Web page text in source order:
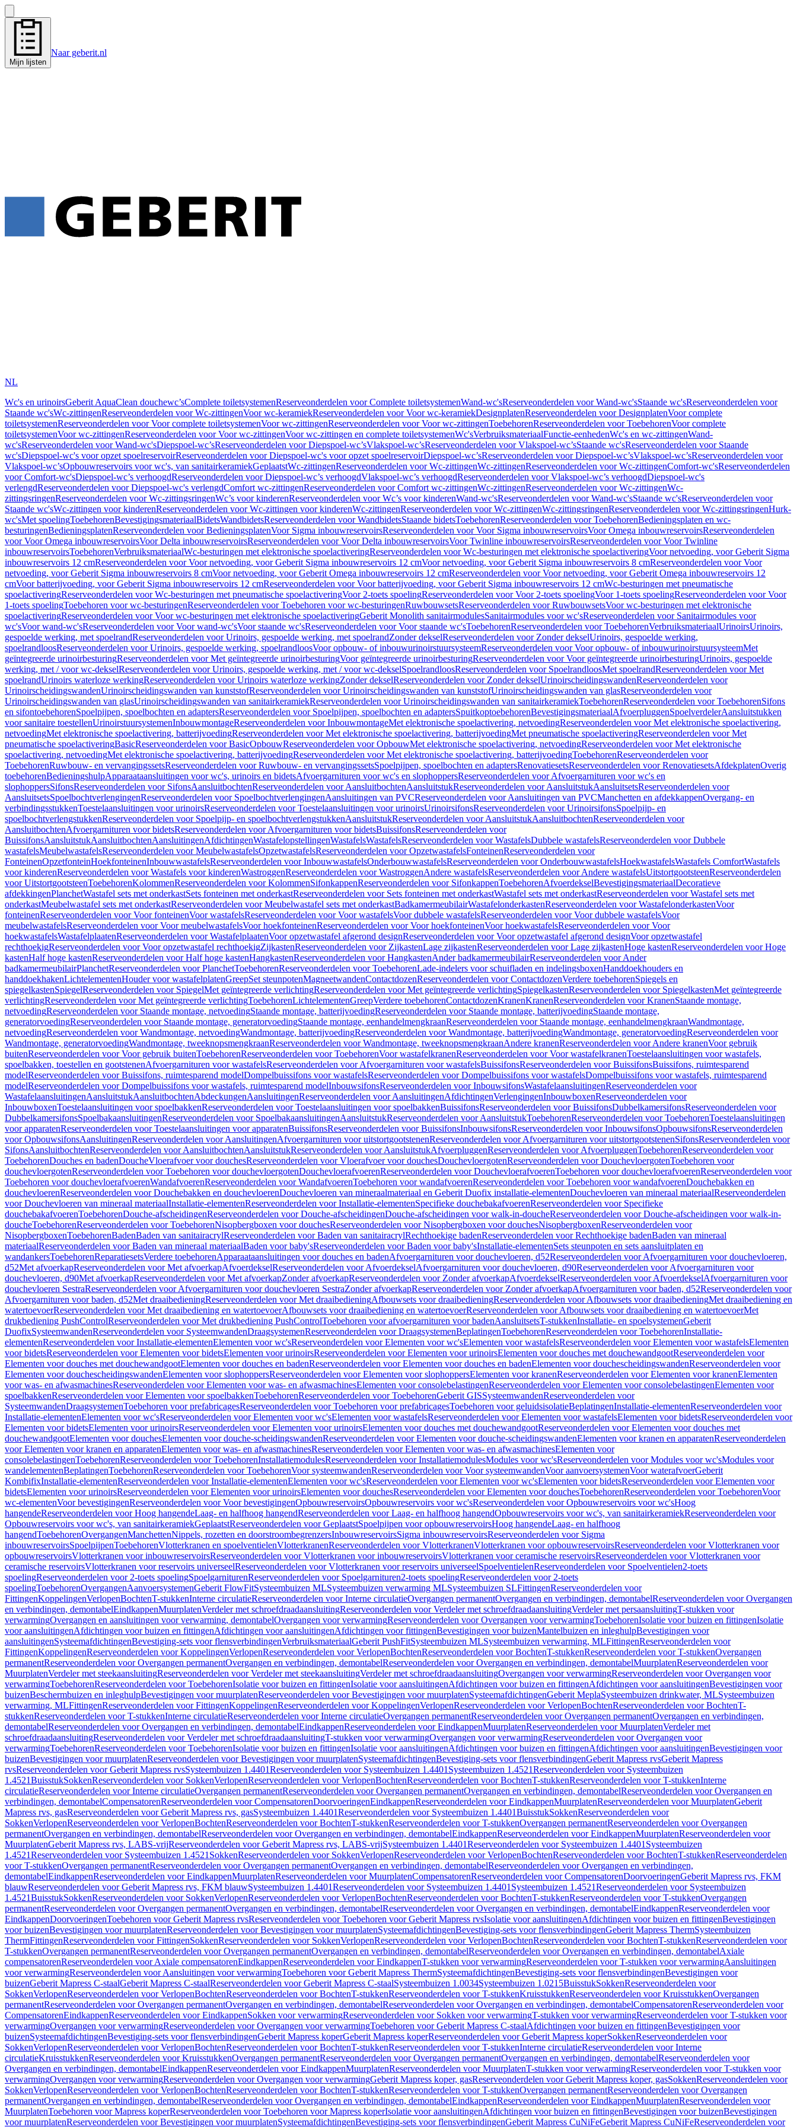
Mijn lijsten
Naar geberit.nl
NL
Wc's en urinoirsGeberit AquaClean douchewc’sComplete toiletsystemenReserveonderdelen voor Complete toiletsystemenWand-wc'sReserveonderdelen voor Wand-wc'sStaande wc'sReserveonderdelen voor
Staande wc'sWc-zittingenReserveonderdelen voor Wc-zittingenVoor wc-keramiekReserveonderdelen voor Voor wc-keramiekDesignplatenReserveonderdelen voor DesignplatenVoor complete
toiletsystemenReserveonderdelen voor Voor complete toiletsystemenVoor wc-zittingenReserveonderdelen voor Voor wc-zittingenToebehorenReserveonderdelen voor ToebehorenVoor complete
toiletsystemenVoor wc-zittingenReserveonderdelen voor Voor wc-zittingenVoor wc-zittingen en complete toiletsystemenWc'sVerbruiksmateriaalFunctie-eenhedenWc's en wc-zittingenWand-
wc'sReserveonderdelen voor Wand-wc'sDiepspoel-wc’sReserveonderdelen voor Diepspoel-wc’sVlakspoel-wc’sReserveonderdelen voor Vlakspoel-wc’sStaande wc'sReserveonderdelen voor Staande
wc'sDiepspoel-wc's voor opzet spoelreservoirReserveonderdelen voor Diepspoel-wc's voor opzet spoelreservoirDiepspoel-wc’sReserveonderdelen voor Diepspoel-wc’sVlakspoel-wc’sReserveonderdelen voor
Vlakspoel-wc’sOpbouwreservoirs voor wc's, van sanitairkeramiekGeplaatstWc-zittingenReserveonderdelen voor Wc-zittingenWc-zittingenReserveonderdelen voor Wc-zittingenComfort-wc'sReserveonderdelen
voor Comfort-wc'sDiepspoel-wc’s verhoogdReserveonderdelen voor Diepspoel-wc’s verhoogdVlakspoel-wc’s verhoogdReserveonderdelen voor Vlakspoel-wc’s verhoogdDiepspoel-wc's
verlengdReserveonderdelen voor Diepspoel-wc's verlengdComfort wc-zittingenReserveonderdelen voor Comfort wc-zittingenWc-zittingenReserveonderdelen voor Wc-zittingenWc-
zittingsringenReserveonderdelen voor Wc-zittingsringenWc’s voor kinderenReserveonderdelen voor Wc’s voor kinderenWand-wc'sReserveonderdelen voor Wand-wc'sStaande wc'sReserveonderdelen voor
Staande wc'sWc-zittingen voor kinderenReserveonderdelen voor Wc-zittingen voor kinderenWc-zittingenReserveonderdelen voor Wc-zittingenWc-zittingsringenReserveonderdelen voor Wc-zittingsringenHurk-
wc'sMet spoelingToebehorenBevestigingsmateriaalBidetsWandbidetsReserveonderdelen voor WandbidetsStaande bidetsToebehorenReserveonderdelen voor ToebehorenBedieningsplaten en wc-
besturingenBedieningsplatenReserveonderdelen voor BedieningsplatenVoor Sigma inbouwreservoirsReserveonderdelen voor Voor Sigma inbouwreservoirsVoor Omega inbouwreservoirsReserveonderdelen
voor Voor Omega inbouwreservoirsVoor Delta inbouwreservoirsReserveonderdelen voor Voor Delta inbouwreservoirsVoor Twinline inbouwreservoirsReserveonderdelen voor Voor Twinline
inbouwreservoirsToebehorenVerbruiksmateriaalWc-besturingen met elektronische spoelactiveringReserveonderdelen voor Wc-besturingen met elektronische spoelactiveringVoor netvoeding, voor Geberit Sigma
inbouwreservoirs 12 cmReserveonderdelen voor Voor netvoeding, voor Geberit Sigma inbouwreservoirs 12 cmVoor netvoeding, voor Geberit Sigma inbouwreservoirs 8 cmReserveonderdelen voor Voor
netvoeding, voor Geberit Sigma inbouwreservoirs 8 cmVoor netvoeding, voor Geberit Omega inbouwreservoirs 12 cmReserveonderdelen voor Voor netvoeding, voor Geberit Omega inbouwreservoirs 12
cmVoor batterijvoeding, voor Geberit Sigma inbouwreservoirs 12 cmReserveonderdelen voor Voor batterijvoeding, voor Geberit Sigma inbouwreservoirs 12 cmWc-besturingen met pneumatische
spoelactiveringReserveonderdelen voor Wc-besturingen met pneumatische spoelactiveringVoor 2-toets spoelingReserveonderdelen voor Voor 2-toets spoelingVoor 1-toets spoelingReserveonderdelen voor Voor
1-toets spoelingToebehoren voor wc-besturingenReserveonderdelen voor Toebehoren voor wc-besturingenRuwbouwsetsReserveonderdelen voor RuwbouwsetsVoor wc-besturingen met elektronische
spoelactiveringReserveonderdelen voor Voor wc-besturingen met elektronische spoelactiveringGeberit Monolith sanitairmodulesSanitairmodules voor wc'sReserveonderdelen voor Sanitairmodules voor
wc'sVoor wand-wc'sReserveonderdelen voor Voor wand-wc'sVoor staande wc'sReserveonderdelen voor Voor staande wc'sToebehorenReserveonderdelen voor ToebehorenVerbruiksmateriaalUrinoirsUrinoirs,
gespoelde werking, met spoelrandReserveonderdelen voor Urinoirs, gespoelde werking, met spoelrandZonder dekselReserveonderdelen voor Zonder dekselUrinoirs, gespoelde werking,
spoelrandloosReserveonderdelen voor Urinoirs, gespoelde werking, spoelrandloosVoor opbouw- of inbouwurinoirstuursysteemReserveonderdelen voor Voor opbouw- of inbouwurinoirstuursysteemMet
geïntegreerde urinoirbesturingReserveonderdelen voor Met geïntegreerde urinoirbesturingVoor geïntegreerde urinoirbesturingReserveonderdelen voor Voor geïntegreerde urinoirbesturingUrinoirs, gespoelde
werking, met / voor wc-dekselReserveonderdelen voor Urinoirs, gespoelde werking, met / voor wc-dekselSpoelrandloosReserveonderdelen voor SpoelrandloosMet spoelrandReserveonderdelen voor Met
spoelrandUrinoirs waterloze werkingReserveonderdelen voor Urinoirs waterloze werkingZonder dekselReserveonderdelen voor Zonder dekselUrinoirscheidingswandenReserveonderdelen voor
UrinoirscheidingswandenUrinoirscheidingswanden van kunststofReserveonderdelen voor Urinoirscheidingswanden van kunststofUrinoirscheidingswanden van glasReserveonderdelen voor
Urinoirscheidingswanden van glasUrinoirscheidingswanden van sanitairkeramiekReserveonderdelen voor Urinoirscheidingswanden van sanitairkeramiekToebehorenReserveonderdelen voor ToebehorenSifons
en sifontoebehorenSpoelpijpen, spoelbochten en adaptersReserveonderdelen voor Spoelpijpen, spoelbochten en adaptersSpuitkoptoebehorenBevestigingsmateriaalAfvoerpluggenSpoelverdelerAansluitstukken
voor sanitaire toestellenUrinoirstuursystemenInbouwmontageReserveonderdelen voor InbouwmontageMet elektronische spoelactivering, netvoedingReserveonderdelen voor Met elektronische spoelactivering,
netvoedingMet elektronische spoelactivering, batterijvoedingReserveonderdelen voor Met elektronische spoelactivering, batterijvoedingMet pneumatische spoelactiveringReserveonderdelen voor Met
pneumatische spoelactiveringBasicReserveonderdelen voor BasicOpbouwReserveonderdelen voor OpbouwMet elektronische spoelactivering, netvoedingReserveonderdelen voor Met elektronische
spoelactivering, netvoedingMet elektronische spoelactivering, batterijvoedingReserveonderdelen voor Met elektronische spoelactivering, batterijvoedingToebehorenReserveonderdelen voor
ToebehorenRuwbouw- en vervangingssetsReserveonderdelen voor Ruwbouw- en vervangingssetsSpoelpijpen, spoelbochten en adaptersRenovatiesetsReserveonderdelen voor RenovatiesetsAfdekplatenOverig
toebehorenBedieningshulpApparaataansluitingen voor wc's, urinoirs en bidetsAfvoergarnituren voor wc's en slophoppersReserveonderdelen voor Afvoergarnituren voor wc's en
slophoppersSifonsReserveonderdelen voor SifonsAansluitbochtenReserveonderdelen voor AansluitbochtenAansluitstukReserveonderdelen voor AansluitstukAansluitsetsReserveonderdelen voor
AansluitsetsSpoelbochtverlengingenReserveonderdelen voor SpoelbochtverlengingenAansluitingen van PVCReserveonderdelen voor Aansluitingen van PVCManchetten en afdekkappenOvergang- en
verbindingsstukkenToestelaansluitingen voor urinoirsReserveonderdelen voor Toestelaansluitingen voor urinoirsUrinoirsifonsReserveonderdelen voor UrinoirsifonsSpoelpijp- en
spoelbochtverlengstukkenReserveonderdelen voor Spoelpijp- en spoelbochtverlengstukkenAansluitstukReserveonderdelen voor AansluitstukAansluitbochtenReserveonderdelen voor
AansluitbochtenAfvoergarnituren voor bidetsReserveonderdelen voor Afvoergarnituren voor bidetsBuissifonsReserveonderdelen voor
BuissifonsAansluitstukAansluitbochtenAansluitingenAfdichtingenWastafelopstellingenWastafelsWastafelsReserveonderdelen voor WastafelsDubbele wastafelsReserveonderdelen voor Dubbele
wastafelsMeubelwastafelsReserveonderdelen voor MeubelwastafelsOpzetwastafelsReserveonderdelen voor OpzetwastafelsFonteinenReserveonderdelen voor
FonteinenOpzetfonteinHoekfonteinenInbouwwastafelsReserveonderdelen voor InbouwwastafelsOnderbouwwastafelsReserveonderdelen voor OnderbouwwastafelsHoekwastafelsWastafels ComfortWastafels
voor kinderenReserveonderdelen voor Wastafels voor kinderenWastroggenReserveonderdelen voor WastroggenAndere wastafelsReserveonderdelen voor Andere wastafelsUitstortgootsteenReserveonderdelen
voor UitstortgootsteenToebehorenKolommenReserveonderdelen voor KolommenSifonkappenReserveonderdelen voor SifonkappenToebehorenAfvoerdekselBevestigingsmateriaalDecoratieve
afdekkingenPlanchetWastafel sets met onderkastSets fonteinen met onderkastReserveonderdelen voor Sets fonteinen met onderkastWastafel sets met onderkastReserveonderdelen voor Wastafel sets met
onderkastMeubelwastafel sets met onderkastReserveonderdelen voor Meubelwastafel sets met onderkastBadkamermeubilairWastafelonderkastenReserveonderdelen voor WastafelonderkastenVoor
fonteinenReserveonderdelen voor Voor fonteinenVoor wastafelsReserveonderdelen voor Voor wastafelsVoor dubbele wastafelsReserveonderdelen voor Voor dubbele wastafelsVoor
meubelwastafelsReserveonderdelen voor Voor meubelwastafelsVoor hoekfonteinenReserveonderdelen voor Voor hoekfonteinenVoor hoekwastafelsReserveonderdelen voor Voor
hoekwastafelsWastafelplaatenReserveonderdelen voor WastafelplaatenVoor opzetwastafel afgerond designReserveonderdelen voor Voor opzetwastafel afgerond designVoor opzetwastafel
rechthoekigReserveonderdelen voor Voor opzetwastafel rechthoekigZijkastenReserveonderdelen voor ZijkastenLage zijkastenReserveonderdelen voor Lage zijkastenHoge kastenReserveonderdelen voor Hoge
kastenHalf hoge kastenReserveonderdelen voor Half hoge kastenHangkastenReserveonderdelen voor HangkastenAnder badkamermeubilairReserveonderdelen voor Ander
badkamermeubilairPlanchetReserveonderdelen voor PlanchetToebehorenReserveonderdelen voor ToebehorenLade-indelers voor schuifladen en indelingsboxenHanddoekhouders en
handdoekhakenLichtelementenHouder voor wastafelplatenGreepSet steunpotenMagneetwandenContactdozenReserveonderdelen voor ContactdozenVerdere toebehorenSpiegels en
spiegelkastenSpiegelReserveonderdelen voor SpiegelMet geïntegreerde verlichtingReserveonderdelen voor Met geïntegreerde verlichtingSpiegelkastenReserveonderdelen voor SpiegelkastenMet geïntegreerde
verlichtingReserveonderdelen voor Met geïntegreerde verlichtingToebehorenLichtelementenGreepVerdere toebehorenContactdozenKranenKranenReserveonderdelen voor KranenStaande montage,
netvoedingReserveonderdelen voor Staande montage, netvoedingStaande montage, batterijvoedingReserveonderdelen voor Staande montage, batterijvoedingStaande montage,
generatorvoedingReserveonderdelen voor Staande montage, generatorvoedingStaande montage, eenhandelmengkraanReserveonderdelen voor Staande montage, eenhandelmengkraanWandmontage,
netvoedingReserveonderdelen voor Wandmontage, netvoedingWandmontage, batterijvoedingReserveonderdelen voor Wandmontage, batterijvoedingWandmontage, generatorvoedingReserveonderdelen voor
Wandmontage, generatorvoedingWandmontage, tweeknopsmengkraanReserveonderdelen voor Wandmontage, tweeknopsmengkraanAndere kranenReserveonderdelen voor Andere kranenVoor gebruik
buitenReserveonderdelen voor Voor gebruik buitenToebehorenReserveonderdelen voor ToebehorenVoor wastafelkranenReserveonderdelen voor Voor wastafelkranenToestelaansluitingen voor wastafels,
spoelbakken, toestellen en gootstenenAfvoergarnituren voor wastafelsReserveonderdelen voor Afvoergarnituren voor wastafelsBuissifonsReserveonderdelen voor BuissifonsBuissifons, ruimtesparend
modelReserveonderdelen voor Buissifons, ruimtesparend modelDompelbuissifons voor wastafelsReserveonderdelen voor Dompelbuissifons voor wastafelsDompelbuissifons voor wastafels, ruimtesparend
modelReserveonderdelen voor Dompelbuissifons voor wastafels, ruimtesparend modelInbouwsifonsReserveonderdelen voor InbouwsifonsWastafelaansluitingenReserveonderdelen voor
WastafelaansluitingenAansluitstukAansluitbochtenAbdeckungenAansluitingenReserveonderdelen voor AansluitingenAfdichtingenVerlengingenInbouwboxenReserveonderdelen voor
InbouwboxenToestelaansluitingen voor spoelbakkenReserveonderdelen voor Toestelaansluitingen voor spoelbakkenBuissifonsReserveonderdelen voor BuissifonsDubbelkamersifonsReserveonderdelen voor
DubbelkamersifonsSpoelbakaansluitingenReserveonderdelen voor SpoelbakaansluitingenAansluitstukReserveonderdelen voor AansluitstukToebehorenReserveonderdelen voor ToebehorenToestelaansluitingen
voor apparatenReserveonderdelen voor Toestelaansluitingen voor apparatenBuissifonsReserveonderdelen voor BuissifonsInbouwsifonsReserveonderdelen voor InbouwsifonsOpbouwsifonsReserveonderdelen
voor OpbouwsifonsAansluitingenReserveonderdelen voor AansluitingenAfvoergarnituren voor uitstortgootstenenReserveonderdelen voor Afvoergarnituren voor uitstortgootstenenSifonsReserveonderdelen voor
SifonsAansluitbochtenReserveonderdelen voor AansluitbochtenAansluitstukReserveonderdelen voor AansluitstukAfvoerpluggenReserveonderdelen voor AfvoerpluggenToebehorenReserveonderdelen voor
ToebehorenDouches en badenDoucheVloerafvoer voor douchesReserveonderdelen voor Vloerafvoer voor douchesDouchevloergotenReserveonderdelen voor DouchevloergotenToebehoren voor
douchevloergotenReserveonderdelen voor Toebehoren voor douchevloergotenDouchevloerafvoerenReserveonderdelen voor DouchevloerafvoerenToebehoren voor douchevloerafvoerenReserveonderdelen voor
Toebehoren voor douchevloerafvoerenWandafvoerenReserveonderdelen voor WandafvoerenToebehoren voor wandafvoerenReserveonderdelen voor Toebehoren voor wandafvoerenDouchebakken en
douchevloerenReserveonderdelen voor Douchebakken en douchevloerenDouchevloeren van mineraalmateriaal en Geberit Duofix installatie-elementenDouchevloeren van mineraal materiaalReserveonderdelen
voor Douchevloeren van mineraal materiaalInstallatie-elementenReserveonderdelen voor Installatie-elementenSpecifieke douchebakafvoerenReserveonderdelen voor Specifieke
douchebakafvoerenToebehorenDouche-afscheidingenReserveonderdelen voor Douche-afscheidingenDouche-afscheidingen voor walk-in-doucheReserveonderdelen voor Douche-afscheidingen voor walk-in-
doucheToebehorenReserveonderdelen voor ToebehorenNisopbergboxen voor douchesReserveonderdelen voor Nisopbergboxen voor douchesNisopbergboxenReserveonderdelen voor
NisopbergboxenToebehorenBadenBaden van sanitairacrylReserveonderdelen voor Baden van sanitairacrylRechthoekige badenReserveonderdelen voor Rechthoekige badenBaden van mineraal
materiaalReserveonderdelen voor Baden van mineraal materiaalBaden voor baby'sReserveonderdelen voor Baden voor baby'sInstallatie-elementenSets steunpoten en sets aansluitplaten en
wandankersToebehorenReparatiesetsVerdere toebehorenApparaataansluitingen voor douches en badenAfvoergarnituren voor douchevloeren, d52Reserveonderdelen voor Afvoergarnituren voor douchevloeren,
d52Met afvoerkapReserveonderdelen voor Met afvoerkapAfvoerdekselReserveonderdelen voor AfvoerdekselAfvoergarnituren voor douchevloeren, d90Reserveonderdelen voor Afvoergarnituren voor
douchevloeren, d90Met afvoerkapReserveonderdelen voor Met afvoerkapZonder afvoerkapReserveonderdelen voor Zonder afvoerkapAfvoerdekselReserveonderdelen voor AfvoerdekselAfvoergarnituren voor
douchevloeren SestraReserveonderdelen voor Afvoergarnituren voor douchevloeren SestraZonder afvoerkapReserveonderdelen voor Zonder afvoerkapAfvoergarnituren voor baden, d52Reserveonderdelen voor
Afvoergarnituren voor baden, d52Met draaibedieningReserveonderdelen voor Met draaibedieningAfbouwsets voor draaibedieningReserveonderdelen voor Afbouwsets voor draaibedieningMet draaibediening en
watertoevoerReserveonderdelen voor Met draaibediening en watertoevoerAfbouwsets voor draaibediening en watertoevoerReserveonderdelen voor Afbouwsets voor draaibediening en watertoevoerMet
drukbediening PushControlReserveonderdelen voor Met drukbediening PushControlToebehoren voor afvoergarnituren voor badenAansluitsetsT-stukkenInstallatie- en spoelsystemenGeberit
DuofixSysteemwandenReserveonderdelen voor SysteemwandenDraagsystemenReserveonderdelen voor DraagsystemenBeplatingenToebehorenReserveonderdelen voor ToebehorenInstallatie-
elementenReserveonderdelen voor Installatie-elementenElementen voor wc'sReserveonderdelen voor Elementen voor wc'sElementen voor wastafelsReserveonderdelen voor Elementen voor wastafelsElementen
voor bidetsReserveonderdelen voor Elementen voor bidetsElementen voor urinoirsReserveonderdelen voor Elementen voor urinoirsElementen voor douches met douchewandgootReserveonderdelen voor
Elementen voor douches met douchewandgootElementen voor douches en badenReserveonderdelen voor Elementen voor douches en badenElementen voor douchescheidingswandenReserveonderdelen voor
Elementen voor douchescheidingswandenElementen voor slophoppersReserveonderdelen voor Elementen voor slophoppersElementen voor kranenReserveonderdelen voor Elementen voor kranenElementen
voor was- en afwasmachinesReserveonderdelen voor Elementen voor was- en afwasmachinesElementen voor consolebelastingenReserveonderdelen voor Elementen voor consolebelastingenElementen voor
spoelbakkenReserveonderdelen voor Elementen voor spoelbakkenToebehorenReserveonderdelen voor ToebehorenGeberit GISSysteemwandenReserveonderdelen voor
SysteemwandenDraagsystemenToebehoren voor prefabricagesReserveonderdelen voor Toebehoren voor prefabricagesToebehoren voor geluidsisolatieBeplatingenInstallatie-elementenReserveonderdelen voor
Installatie-elementenElementen voor wc'sReserveonderdelen voor Elementen voor wc'sElementen voor wastafelsReserveonderdelen voor Elementen voor wastafelsElementen voor bidetsReserveonderdelen voor
Elementen voor bidetsElementen voor urinoirsReserveonderdelen voor Elementen voor urinoirsElementen voor douches met douchewandgootReserveonderdelen voor Elementen voor douches met
douchewandgootElementen voor douchesElementen voor douche-scheidingswandenReserveonderdelen voor Elementen voor douche-scheidingswandenElementen voor kranen en apparatenReserveonderdelen
voor Elementen voor kranen en apparatenElementen voor was- en afwasmachinesReserveonderdelen voor Elementen voor was- en afwasmachinesElementen voor
consolebelastingenToebehorenReserveonderdelen voor ToebehorenInstallatiemodulesReserveonderdelen voor InstallatiemodulesModules voor wc'sReserveonderdelen voor Modules voor wc'sModules voor
wandelementenBeplatingenToebehorenReserveonderdelen voor ToebehorenVoor systeemwandenReserveonderdelen voor Voor systeemwandenVoor aanvoersystemenVoor waterafvoerGeberit
KombifixInstallatie-elementenReserveonderdelen voor Installatie-elementenElementen voor wc'sReserveonderdelen voor Elementen voor wc'sElementen voor bidetsReserveonderdelen voor Elementen voor
bidetsElementen voor urinoirsReserveonderdelen voor Elementen voor urinoirsElementen voor douchesReserveonderdelen voor Elementen voor douchesToebehorenReserveonderdelen voor ToebehorenVoor
wc-elementenVoor bevestigingenReserveonderdelen voor Voor bevestigingenOpbouwreservoirsOpbouwreservoirs voor wc'sReserveonderdelen voor Opbouwreservoirs voor wc'sHoog
hangendeReserveonderdelen voor Hoog hangendeLaag- en halfhoog hangendReserveonderdelen voor Laag- en halfhoog hangendOpbouwreservoirs voor wc's, van sanitairkeramiekReserveonderdelen voor
Opbouwreservoirs voor wc's, van sanitairkeramiekGeplaatstReserveonderdelen voor GeplaatstSpoelpijpen voor opbouwreservoirsHoog hangendeLaag- en halfhoog
hangendToebehorenOvergangenManchettenNippels, rozetten en doorstroombegrenzersInbouwreservoirsSigma inbouwreservoirsReserveonderdelen voor Sigma
inbouwreservoirsSpoelpijpenToebehorenVlotterkranen en spoelventielenVlotterkranenReserveonderdelen voor VlotterkranenVlotterkranen voor opbouwreservoirsReserveonderdelen voor Vlotterkranen voor
opbouwreservoirsVlotterkranen voor inbouwreservoirsReserveonderdelen voor Vlotterkranen voor inbouwreservoirsVlotterkranen voor ceramische reservoirsReserveonderdelen voor Vlotterkranen voor
ceramische reservoirsVlotterkranen voor reservoirs universeelReserveonderdelen voor Vlotterkranen voor reservoirs universeelSpoelventielenReserveonderdelen voor Spoelventielen2-toets
spoelingReserveonderdelen voor 2-toets spoelingSpoelgarniturenReserveonderdelen voor Spoelgarnituren2-toets spoelingReserveonderdelen voor 2-toets
spoelingToebehorenOvergangenAanvoersystemenGeberit FlowFitSysteembuizen MLSysteembuizen verwarming MLSysteembuizen SLFittingenReserveonderdelen voor
FittingenKoppelingenVerlopenBochtenT-stukkenInterne circulatieReserveonderdelen voor Interne circulatieOvergangen permanentOvergangen en verbindingen, demontabelReserveonderdelen voor Overgangen
en verbindingen, demontabelEindkappenMuurplatenVerdeler met schroefdraadaansluitingReserveonderdelen voor Verdeler met schroefdraadaansluitingVerdeler met persaansluitingT-stukken voor
verwarmingOvergangen en aansluitingen voor verwarming, demontabelOvergangen voor verwarmingReserveonderdelen voor Overgangen voor verwarmingToebehorenIsolatie voor buizen en fittingenIsolatie
voor aansluitingenAfdichtingen voor buizen en fittingenAfdichtingen voor aansluitingenAfdichtingen voor fittingenBevestigingen voor buizenMantelbuizen en inleghulpBevestigingen voor
aansluitingenSysteemafdichtingenBevestiging-sets voor flensverbindingenVerbruiksmateriaalGeberit PushFitSysteembuizen MLSysteembuizen verwarming, MLFittingenReserveonderdelen voor
FittingenKoppelingenReserveonderdelen voor KoppelingenVerlopenReserveonderdelen voor VerlopenBochtenReserveonderdelen voor BochtenT-stukkenReserveonderdelen voor T-stukkenOvergangen
permanentReserveonderdelen voor Overgangen permanentOvergangen en verbindingen, demontabelReserveonderdelen voor Overgangen en verbindingen, demontabelMuurplatenReserveonderdelen voor
MuurplatenVerdeler met steekaansluitingReserveonderdelen voor Verdeler met steekaansluitingVerdeler met schroefdraadaansluitingOvergangen voor verwarmingReserveonderdelen voor Overgangen voor
verwarmingToebehorenReserveonderdelen voor ToebehorenIsolatie voor buizen en fittingenIsolatie voor aansluitingenAfdichtingen voor buizen en fittingenAfdichtingen voor aansluitingenBevestigingen voor
buizenBeschermbuizen en inleghulpBevestigingen voor muurplatenReserveonderdelen voor Bevestigingen voor muurplatenSysteemafdichtingenGeberit MeplaSysteembuizen drinkwater, MLSysteembuizen
verwarming, MLFittingenReserveonderdelen voor FittingenKoppelingenReserveonderdelen voor KoppelingenVerlopenReserveonderdelen voor VerlopenBochtenReserveonderdelen voor BochtenT-
stukkenReserveonderdelen voor T-stukkenInterne circulatieReserveonderdelen voor Interne circulatieOvergangen permanentReserveonderdelen voor Overgangen permanentOvergangen en verbindingen,
demontabelReserveonderdelen voor Overgangen en verbindingen, demontabelEindkappenReserveonderdelen voor EindkappenMuurplatenReserveonderdelen voor MuurplatenVerdeler met
schroefdraadaansluitingReserveonderdelen voor Verdeler met schroefdraadaansluitingT-stukken voor verwarmingOvergangen voor verwarmingReserveonderdelen voor Overgangen voor
verwarmingToebehorenReserveonderdelen voor ToebehorenIsolatie voor buizen en fittingenIsolatie voor aansluitingenAfdichtingen voor buizen en fittingenAfdichtingen voor aansluitingenBevestigingen voor
buizenBevestigingen voor muurplatenReserveonderdelen voor Bevestigingen voor muurplatenSysteemafdichtingenBevestiging-sets voor flensverbindingenGeberit Mapress rvsGeberit Mapress
rvsReserveonderdelen voor Geberit Mapress rvsSysteembuizen 1.4401Reserveonderdelen voor Systeembuizen 1.4401 Systeembuizen 1.4521Reserveonderdelen voor Systeembuizen
1.4521BuisstukSokkenReserveonderdelen voor SokkenVerlopenReserveonderdelen voor VerlopenBochtenReserveonderdelen voor BochtenT-stukkenReserveonderdelen voor T-stukkenInterne
circulatieReserveonderdelen voor Interne circulatieOvergangen permanentReserveonderdelen voor Overgangen permanentOvergangen en verbindingen, demontabelReserveonderdelen voor Overgangen en
verbindingen, demontabelCompensatorenReserveonderdelen voor CompensatorenDoorvoeringenEindkappenReserveonderdelen voor EindkappenMuurplatenReserveonderdelen voor MuurplatenGeberit
Mapress rvs, gasReserveonderdelen voor Geberit Mapress rvs, gasSysteembuizen 1.4401Reserveonderdelen voor Systeembuizen 1.4401BuisstukSokkenReserveonderdelen voor
SokkenVerlopenReserveonderdelen voor VerlopenBochtenReserveonderdelen voor BochtenT-stukkenReserveonderdelen voor T-stukkenOvergangen permanentReserveonderdelen voor Overgangen
permanentOvergangen en verbindingen, demontabelReserveonderdelen voor Overgangen en verbindingen, demontabelEindkappenReserveonderdelen voor EindkappenMuurplatenReserveonderdelen voor
MuurplatenGeberit Mapress rvs, LABS-vrijReserveonderdelen voor Geberit Mapress rvs, LABS-vrijSysteembuizen 1.4401Reserveonderdelen voor Systeembuizen 1.4401 Systeembuizen
1.4521Reserveonderdelen voor Systeembuizen 1.4521 SokkenReserveonderdelen voor SokkenVerlopenReserveonderdelen voor VerlopenBochtenReserveonderdelen voor BochtenT-stukkenReserveonderdelen
voor T-stukkenOvergangen permanentReserveonderdelen voor Overgangen permanentOvergangen en verbindingen, demontabelReserveonderdelen voor Overgangen en verbindingen,
demontabelEindkappenReserveonderdelen voor EindkappenMuurplatenReserveonderdelen voor MuurplatenCompensatorenReserveonderdelen voor CompensatorenDoorvoeringenGeberit Mapress rvs, FKM
blauwReserveonderdelen voor Geberit Mapress rvs, FKM blauwSysteembuizen 1.4401Reserveonderdelen voor Systeembuizen 1.4401 Systeembuizen 1.4521Reserveonderdelen voor Systeembuizen
1.4521BuisstukSokkenReserveonderdelen voor SokkenVerlopenReserveonderdelen voor VerlopenBochtenReserveonderdelen voor BochtenT-stukkenReserveonderdelen voor T-stukkenOvergangen
permanentReserveonderdelen voor Overgangen permanentOvergangen en verbindingen, demontabelReserveonderdelen voor Overgangen en verbindingen, demontabelEindkappenReserveonderdelen voor
EindkappenDoorvoeringenToebehoren voor Geberit Mapress rvsReserveonderdelen voor Toebehoren voor Geberit Mapress rvsIsolatie voor aansluitingenAfdichtingen voor buizen en fittingenBevestigingen
voor buizenBevestigingen voor muurplatenReserveonderdelen voor Bevestigingen voor muurplatenSysteemafdichtingenBevestiging-sets voor flensverbindingenGeberit Mapress ThermSysteembuizen
ThermFittingenReserveonderdelen voor FittingenSokkenReserveonderdelen voor SokkenVerlopenReserveonderdelen voor VerlopenBochtenReserveonderdelen voor BochtenT-stukkenReserveonderdelen voor
T-stukkenOvergangen permanentReserveonderdelen voor Overgangen permanentOvergangen en verbindingen, demontabelReserveonderdelen voor Overgangen en verbindingen, demontabelAxiale
compensatorenReserveonderdelen voor Axiale compensatorenEindkappenReserveonderdelen voor EindkappenT-stukken voor verwarmingReserveonderdelen voor T-stukken voor verwarmingAansluitingen
voor verwarmingReserveonderdelen voor Aansluitingen voor verwarmingToebehoren voor Geberit Mapress ThermSysteemafdichtingenBevestiging-sets voor flensverbindingenBevestigingen voor
buizenGeberit Mapress C-staalGeberit Mapress C-staalReserveonderdelen voor Geberit Mapress C-staalSysteembuizen 1.0034Systeembuizen 1.0215BuisstukSokkenReserveonderdelen voor
SokkenVerlopenReserveonderdelen voor VerlopenBochtenReserveonderdelen voor BochtenT-stukkenReserveonderdelen voor T-stukkenKruisstukkenReserveonderdelen voor KruisstukkenOvergangen
permanentReserveonderdelen voor Overgangen permanentOvergangen en verbindingen, demontabelReserveonderdelen voor Overgangen en verbindingen, demontabelCompensatorenReserveonderdelen voor
CompensatorenEindkappenReserveonderdelen voor EindkappenSokken voor verwarmingReserveonderdelen voor Sokken voor verwarmingT-stukken voor verwarmingReserveonderdelen voor T-stukken voor
verwarmingOvergangen voor verwarmingReserveonderdelen voor Overgangen voor verwarmingToebehoren voor Geberit Mapress C-staalAfdichtingen voor buizen en fittingenBevestigingen voor
buizenSysteemafdichtingenBevestiging-sets voor flensverbindingenGeberit Mapress koperGeberit Mapress koperReserveonderdelen voor Geberit Mapress koperSokkenReserveonderdelen voor
SokkenVerlopenReserveonderdelen voor VerlopenBochtenReserveonderdelen voor BochtenT-stukkenReserveonderdelen voor T-stukkenInterne circulatieReserveonderdelen voor Interne
circulatieKruisstukkenReserveonderdelen voor KruisstukkenOvergangen permanentReserveonderdelen voor Overgangen permanentOvergangen en verbindingen, demontabelReserveonderdelen voor
Overgangen en verbindingen, demontabelEindkappenReserveonderdelen voor EindkappenMuurplatenReserveonderdelen voor MuurplatenT-stukken voor verwarmingReserveonderdelen voor T-stukken voor
verwarmingOvergangen voor verwarmingReserveonderdelen voor Overgangen voor verwarmingGeberit Mapress koper, gasReserveonderdelen voor Geberit Mapress koper, gasSokkenReserveonderdelen voor
SokkenVerlopenReserveonderdelen voor VerlopenBochtenReserveonderdelen voor BochtenT-stukkenReserveonderdelen voor T-stukkenOvergangen permanentReserveonderdelen voor Overgangen
permanentOvergangen en verbindingen, demontabelReserveonderdelen voor Overgangen en verbindingen, demontabelEindkappenReserveonderdelen voor EindkappenMuurplatenReserveonderdelen voor
MuurplatenToebehoren voor Mapress koperReserveonderdelen voor Toebehoren voor Mapress koperIsolatie voor aansluitingenAfdichtingen voor buizen en fittingenBevestigingen voor buizenBevestigingen
voor muurplatenReserveonderdelen voor Bevestigingen voor muurplatenSysteemafdichtingenBevestiging-sets voor flensverbindingenGeberit Mapress CuNiFeGeberit Mapress CuNiFeReserveonderdelen voor